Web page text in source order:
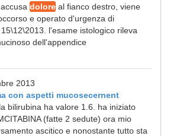
dolore al fianco destro, viene
e operato d'urgenza di
l'esame istologico rileva
dell'appendice
2013
con aspetti mucosecernent
bilirubina ha valore 1.6. ha iniziato
(fatte 2 sedute) ora mio
ascitico e nonostante tutto sta